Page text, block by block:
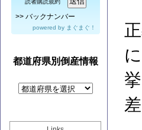
読者購読規約
>> バックナンバー
powered by まぐまぐ！
都道府県別倒産情報